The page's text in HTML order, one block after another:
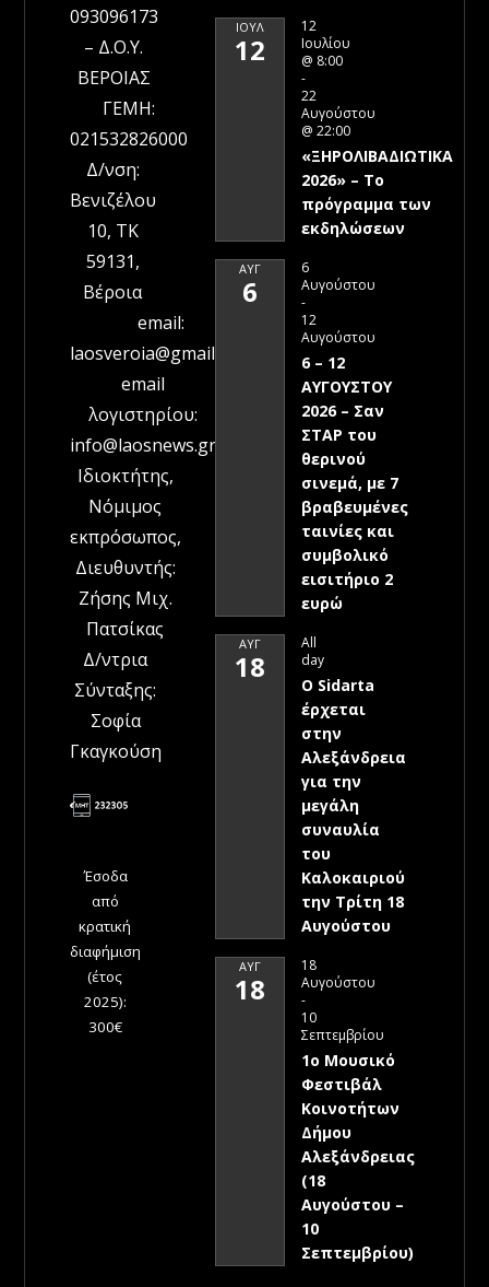
093096173
– Δ.Ο.Υ.
ΒΕΡΟΙΑΣ
ΓΕΜΗ:
021532826000
Δ/νση:
Βενιζέλου
10, ΤΚ
59131,
Βέροια
email:
laosveroia@gmail.com
email
λογιστηρίου:
info@laosnews.gr
Ιδιοκτήτης,
Νόμιμος
εκπρόσωπος,
Διευθυντής:
Ζήσης Μιχ.
Πατσίκας
Δ/ντρια
Σύνταξης:
Σοφία
Γκαγκούση
Έσοδα
από
κρατική
διαφήμιση
(έτος
2025):
300€
ΙΟΎΛ
12
12
Ιουλίου
@ 8:00
-
22
Αυγούστου
@ 22:00
«ΞΗΡΟΛΙΒΑΔΙΩΤΙΚΑ
2026» – To
πρόγραμμα των
εκδηλώσεων
ΑΥΓ
6
6
Αυγούστου
-
12
Αυγούστου
6 – 12
ΑΥΓΟΥΣΤΟΥ
2026 – Σαν
ΣΤΑΡ του
θερινού
σινεμά, με 7
βραβευμένες
ταινίες και
συμβολικό
εισιτήριο 2
ευρώ
ΑΥΓ
18
All
day
Ο Sidarta
έρχεται
στην
Αλεξάνδρεια
για την
μεγάλη
συναυλία
του
Καλοκαιριού
την Τρίτη 18
Αυγούστου
ΑΥΓ
18
18
Αυγούστου
-
10
Σεπτεμβρίου
1ο Μουσικό
Φεστιβάλ
Κοινοτήτων
Δήμου
Αλεξάνδρειας
(18
Αυγούστου –
10
Σεπτεμβρίου)